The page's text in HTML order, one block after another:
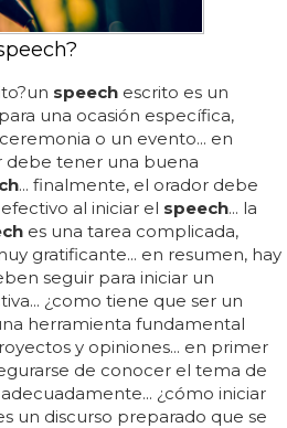
speech escrito es un
una ocasión específica,
o un evento... en
debe tener una buena
... finalmente, el orador debe
al iniciar el speech... la
es una tarea complicada,
gratificante... en resumen, hay
seguir para iniciar un
¿como tiene que ser un
herramienta fundamental
y opiniones... en primer
de conocer el tema de
¿cómo iniciar
un discurso preparado que se